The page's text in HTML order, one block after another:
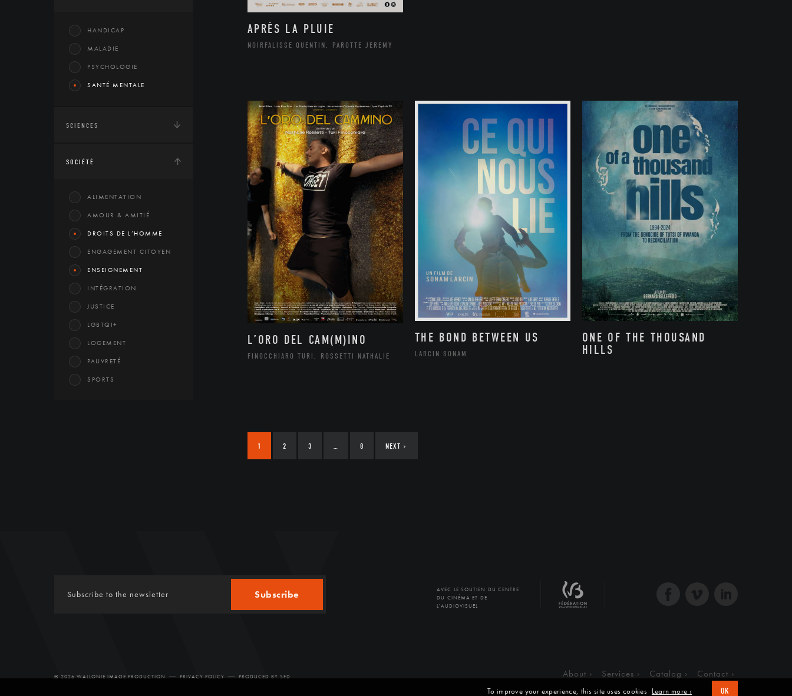
HANDICAP
MALADIE
PSYCHOLOGIE
SANTÉ MENTALE
SCIENCES
SOCIÉTÉ
ALIMENTATION
AMOUR & AMITIÉ
DROITS DE L’HOMME
ENGAGEMENT CITOYEN
ENSEIGNEMENT
INTÉGRATION
JUSTICE
LGBTQI+
LOGEMENT
PAUVRETÉ
SPORTS
APRÈS LA PLUIE
NOIRFALISSE QUENTIN, PAROTTE JEREMY
L’ORO DEL CAM(M)INO
FINOCCHIARO TURI, ROSSETTI NATHALIE
THE BOND BETWEEN US
LARCIN SONAM
ONE OF THE THOUSAND
HILLS
1 2 3 8 NEXT ›
Subscribe
AVEC LE SOUTIEN DU CENTRE
DU CINÉMA ET DE
L'AUDIOVISUEL
© 2026 WALLONIE IMAGE PRODUCTION PRIVACY POLICY PRODUCED BY SFD About Services Catalog Contact
To improve your experience, this site uses cookies Learn more › OK